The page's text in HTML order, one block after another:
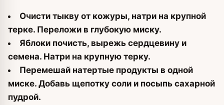
Очисти тыкву от кожуры, натри на крупной
терке. Переложи в глубокую миску.
Яблоки почисть, вырежь сердцевину и
семена. Натри на крупную терку.
Перемешай натертые продукты в одной
миске. Добавь щепотку соли и посыпь сахарной
пудрой.